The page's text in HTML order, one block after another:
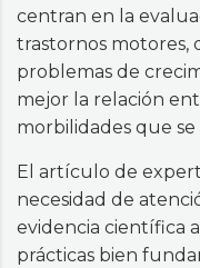
centran en la
trastornos motores,
problemas de
mejor la relación
morbilidades que
El artículo de
necesidad de
evidencia científica
prácticas bien